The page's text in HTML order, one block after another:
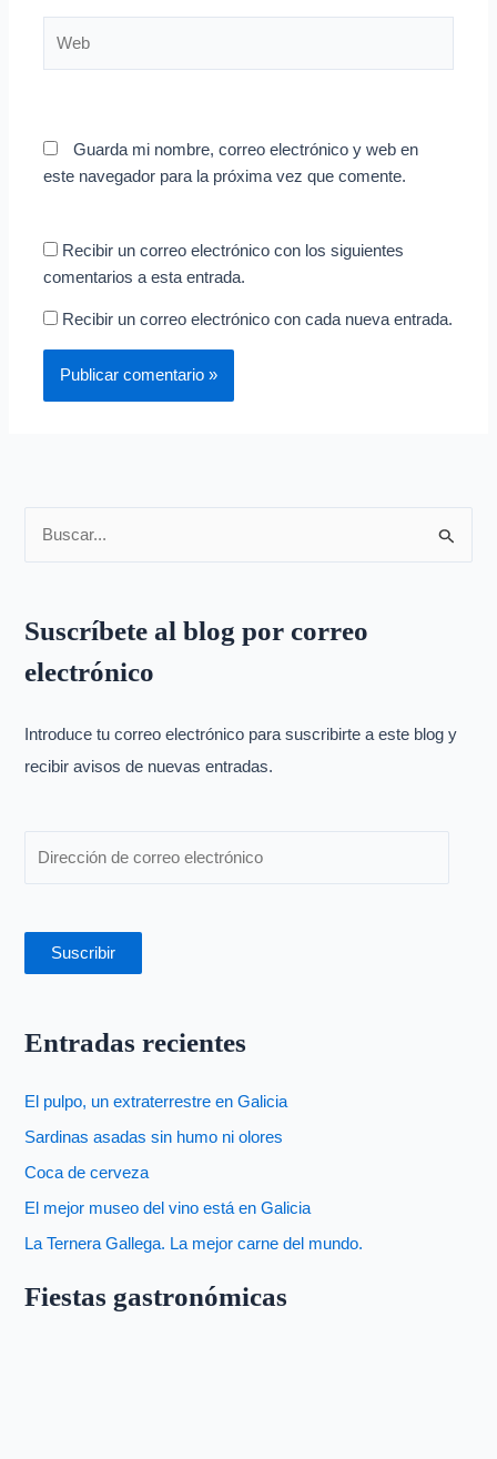
Guarda mi nombre, correo electrónico y web en
este navegador para la próxima vez que comente.
Recibir un correo electrónico con los siguientes
comentarios a esta entrada.
Recibir un correo electrónico con cada nueva entrada.
c
a
p
o
Suscríbete al blog por correo
electrónico
Introduce tu correo electrónico para suscribirte a este blog y
recibir avisos de nuevas entradas.
Suscribir
Entradas recientes
El pulpo, un extraterrestre en Galicia
Sardinas asadas sin humo ni olores
Coca de cerveza
El mejor museo del vino está en Galicia
La Ternera Gallega. La mejor carne del mundo.
Fiestas gastronómicas